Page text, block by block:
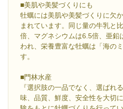
■美肌や美髪づくりにも
牡蠣には美肌や美髪づくりに欠
まれています。同じ量の牛乳と
倍、マグネシウムは6.5倍、亜鉛
われ、栄養豊富な牡蠣は「海の
す。
■門林水産
『選択肢の一品でなく、選ばれ
味、品質、鮮度、安全性を大切